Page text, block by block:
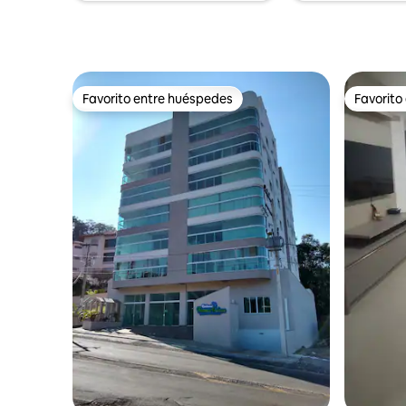
seguro con cámaras de vigilancia las
Favorito entre huéspedes
Favorito entre huéspedes Favorito